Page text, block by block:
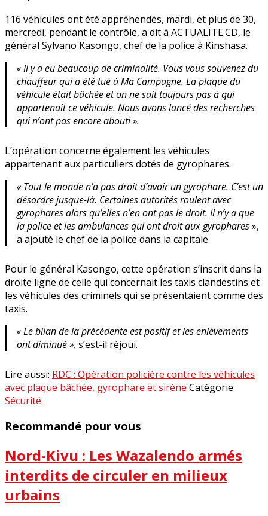
116 véhicules ont été appréhendés, mardi, et plus de 30,
mercredi, pendant le contrôle, a dit à ACTUALITE.CD, le
général Sylvano Kasongo, chef de la police à Kinshasa.
« Il y a eu beaucoup de criminalité. Vous vous souvenez du
chauffeur qui a été tué à Ma Campagne. La plaque du
véhicule était bâchée et on ne sait toujours pas à qui
appartenait ce véhicule. Nous avons lancé des recherches
qui n’ont pas encore abouti ».
L’opération concerne également les véhicules
appartenant aux particuliers dotés de gyrophares.
« Tout le monde n’a pas droit d’avoir un gyrophare. C’est un
désordre jusque-là. Certaines autorités roulent avec
gyrophares alors qu’elles n’en ont pas le droit. Il n’y a que
la police et les ambulances qui ont droit aux gyrophares»,
a ajouté le chef de la police dans la capitale.
Pour le général Kasongo, cette opération s’inscrit dans la
droite ligne de celle qui concernait les taxis clandestins et
les véhicules des criminels qui se présentaient comme des
taxis.
« Le bilan de la précédente est positif et les enlèvements
ont diminué », s’est-il réjoui.
Lire aussi: RDC : Opération policière contre les véhicules
avec plaque bâchée, gyrophare et sirène Catégorie
Sécurité
Recommandé pour vous
Nord-Kivu : Les Wazalendo armés
interdits de circuler en milieux
urbains